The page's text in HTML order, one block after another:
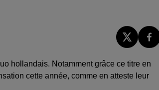
hollandais. Notamment grâce ce titre en
cette année, comme en atteste leur